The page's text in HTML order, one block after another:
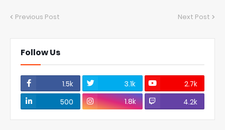
Previous Post Next Post
Follow Us
1.5k 3.1k
2.7k
500
1.8k 4.2k